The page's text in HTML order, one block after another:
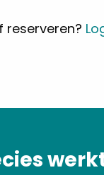
reserveren?